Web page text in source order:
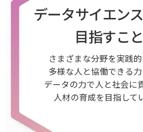
データサイエン
目指すこと
さまざまな分野を実践的
多様な人と協働できる力
データの力で人と社会に
人材の育成を目指して